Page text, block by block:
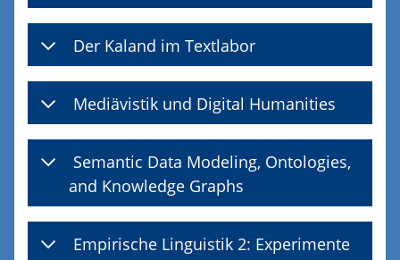
Der Kaland im Textlabor
Mediävistik und Digital Humanities
Semantic Data Modeling, Ontologies,
and Knowledge Graphs
Empirische Linguistik 2: Experimente